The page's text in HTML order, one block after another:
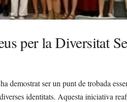
per la Diversitat
ha demostrat ser un punt de trobada
identitats. Aquesta iniciativa